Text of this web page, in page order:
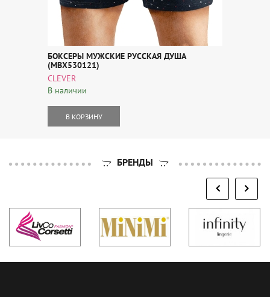
БОКСЕРЫ МУЖСКИЕ РУССКАЯ ДУША
(MBX530121)
CLEVER
В наличии
В КОРЗИНУ
БРЕНДЫ